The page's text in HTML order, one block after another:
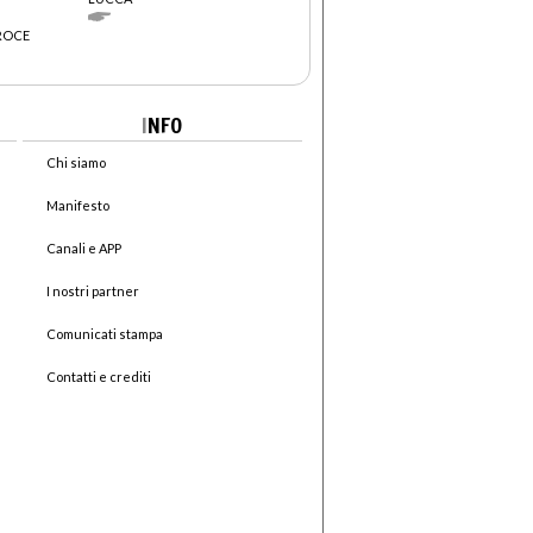
INFO
Chi siamo
Manifesto
Canali e APP
I nostri partner
Comunicati stampa
Contatti e crediti